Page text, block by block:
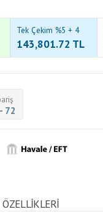
Tek Çekim %5 + 4
143,801.72 TL
72